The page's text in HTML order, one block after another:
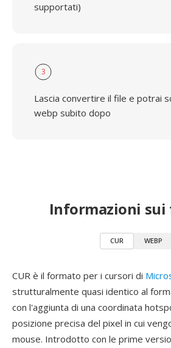
supportati)
3
Lascia convertire il file e potrai
webp subito dopo
Informazioni
CUR WEBP
CUR è il formato per i cursori di
strutturalmente quasi identico al
con l'aggiunta di una coordinata
posizione precisa del pixel in cui
mouse. Introdotto con le prime